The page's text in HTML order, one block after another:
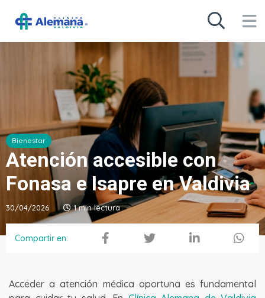
Bienestar
Atención accesible con
Fonasa e Isapre en Valdivia
30/04/2026 1 min lectura
Compartir en:
Acceder a atención médica oportuna es fundamental